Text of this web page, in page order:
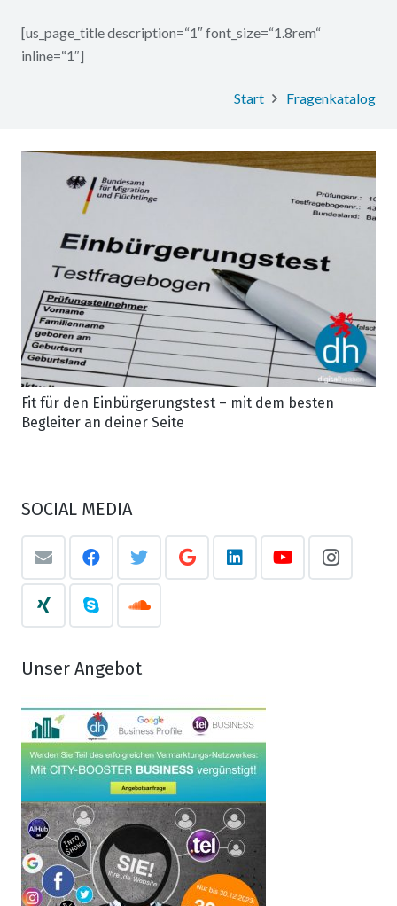
[us_page_title description=“1″ font_size=“1.8rem“
inline=“1″]
Start Fragenkatalog
Fit für den Einbürgerungstest – mit dem besten
Begleiter an deiner Seite
SOCIAL MEDIA
Unser Angebot